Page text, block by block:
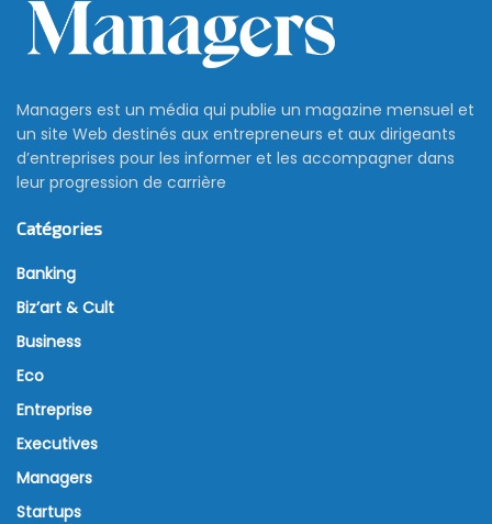
Managers est un média qui publie un magazine mensuel et
un site Web destinés aux entrepreneurs et aux dirigeants
d’entreprises pour les informer et les accompagner dans
leur progression de carrière
Catégories
Banking
Biz’art & Cult
Business
Eco
Entreprise
Executives
Managers
Startups